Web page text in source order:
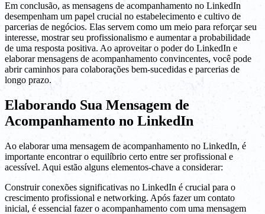
Em conclusão, as mensagens de acompanhamento no LinkedIn
desempenham um papel crucial no estabelecimento e cultivo de
parcerias de negócios. Elas servem como um meio para reforçar seu
interesse, mostrar seu profissionalismo e aumentar a probabilidade
de uma resposta positiva. Ao aproveitar o poder do LinkedIn e
elaborar mensagens de acompanhamento convincentes, você pode
abrir caminhos para colaborações bem-sucedidas e parcerias de
longo prazo.
Elaborando Sua Mensagem de
Acompanhamento no LinkedIn
Ao elaborar uma mensagem de acompanhamento no LinkedIn, é
importante encontrar o equilíbrio certo entre ser profissional e
acessível. Aqui estão alguns elementos-chave a considerar:
Construir conexões significativas no LinkedIn é crucial para o
crescimento profissional e networking. Após fazer um contato
inicial, é essencial fazer o acompanhamento com uma mensagem